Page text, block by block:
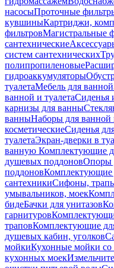
насосыПроточные
кувшиныКартриджи,
фильтровМагистральные
сантехнические
систем сантехнических
полипропиленовые
гидроаккумуляторы
туалетаМебель для ванной
ванной и туалетаСиденья
карнизы для ванны
ванныНаборы для ванной
косметическиеСиденья
туалетаЭкран-дверки в
ванную Комплектующие
душевых поддоновОпоры
поддоновКомплектующие
сантехникиСифоны,
умывальников, моек
бидеБачки для унитазов
гарнитуров
траповКомплектующие
душевых кабин, уголков
мойкиКухонные мойки со
кухонных моек